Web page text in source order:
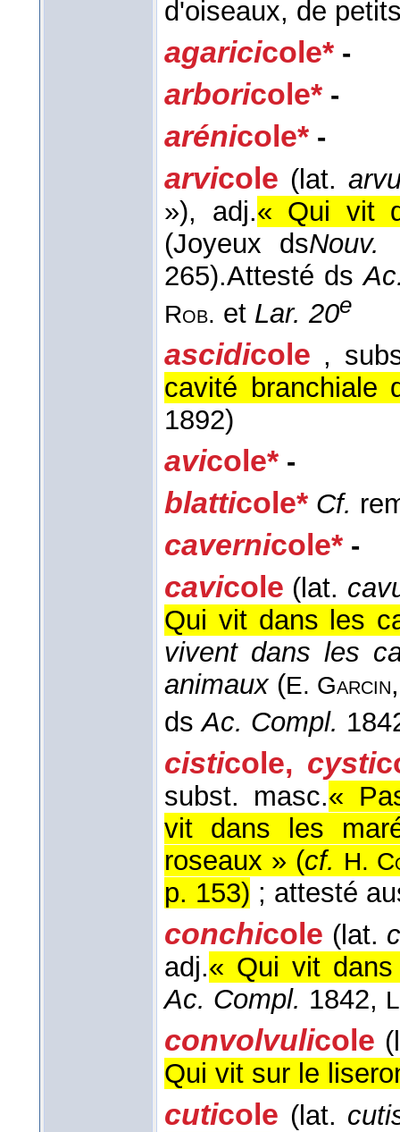
d'oiseaux, de
agaricicole* -
arboricole* -
arénicole* -
arvicole (lat.
»), adj.« Qui vit
(Joyeux dsNouv.
265).Attesté ds
Rob. et Lar. 20e
ascidicole ,
cavité branchiale
1892)
avicole* -
blatticole* Cf.
cavernicole* -
cavicole (lat.
Qui vit dans les
vivent dans les
animaux(E. Garcin
dsAc. Compl.
cisticole, cysti
subst. masc.«
vit dans les
roseaux » (cf. H.
p. 153) ; attesté
conchicole (lat.
adj.« Qui vit
Ac. Compl. 1842,
convolvulicole
Qui vit sur le
cuticole (lat.